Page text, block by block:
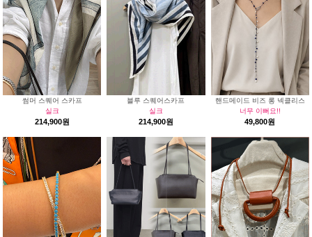
썸머 스퀘어 스카프
실크
214,900원
블루 스퀘어스카프
실크
214,900원
핸드메이드 비즈 롱 넥클리스
너무 이뻐요!!
49,800원